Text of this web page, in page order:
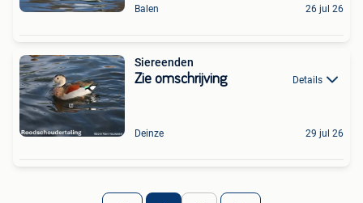
Balen 26 jul 26
Siereenden
Zie omschrijving Details
Deinze 29 jul 26